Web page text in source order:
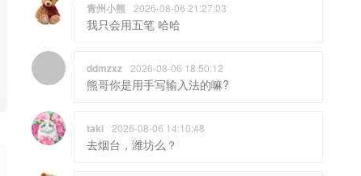
青州小熊 2026-08-06 21:27:03
我只会用五笔 哈哈
ddmzxz 2026-08-06 18:50:12
熊哥你是用手写输入法的嘛?
taki 2026-08-06 14:10:48
去烟台，潍坊么？